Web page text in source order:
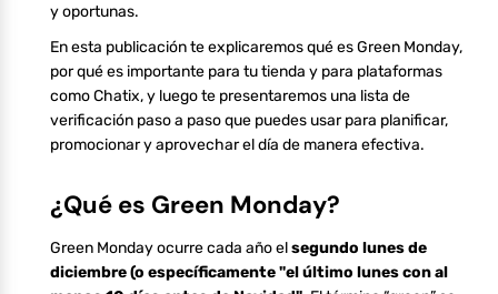
y oportunas.
En esta publicación te explicaremos qué es Green Monday,
por qué es importante para tu tienda y para plataformas
como Chatix, y luego te presentaremos una lista de
verificación paso a paso que puedes usar para planificar,
promocionar y aprovechar el día de manera efectiva.
¿Qué es Green Monday?
Green Monday ocurre cada año elsegundo lunes de
diciembre (o específicamente "el último lunes con al